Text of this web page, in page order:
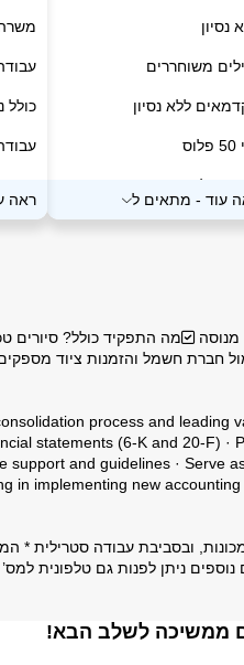
נסיון
משוחררים
ללא נסיון
למגזר דתי
שפות
למגזר חרדי
עוד- מתאים ל
כולל
ראה
✅מה התפקיד כולל? סיורים
חברת חשמל והזמנות ציוד
process and
statements (6-K and 20-F) ·
support and guidelines · Serve
in implementing new
ובסביבת עבודה סטרילית *